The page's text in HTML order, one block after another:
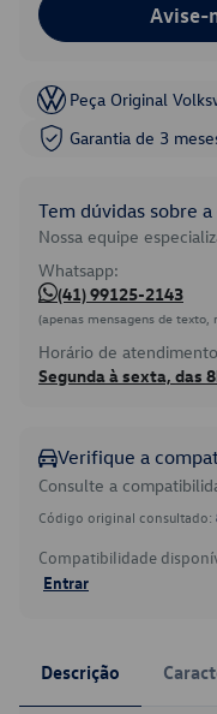
Avise-
Peça Original
Garantia de 3
Tem dúvidas sobre
Nossa equipe
Whatsapp:
(41) 99125-2143
(apenas mensagens de texto,
Horário de
Segunda à sexta, das
Verifique a
Consulte a
Código original consultado:
Compatibilidade
Entrar
Descrição